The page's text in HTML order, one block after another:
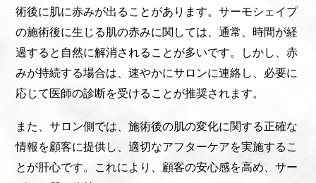
術後に肌に赤みが出ることがあります。サーモシェイプ
の施術後に生じる肌の赤みに関しては、通常、時間が経
過すると自然に解消されることが多いです。しかし、赤
みが持続する場合は、速やかにサロンに連絡し、必要に
応じて医師の診断を受けることが推奨されます。
また、サロン側では、施術後の肌の変化に関する正確な
情報を顧客に提供し、適切なアフターケアを実施するこ
とが肝心です。これにより、顧客の安心感を高め、サー